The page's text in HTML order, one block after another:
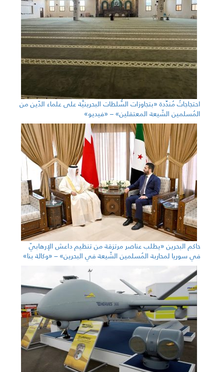
احتجاجاتٌ مُندِّدة «بتجاوزات السُّلطات البحرينيَّة على علماء الدّين من
المُسلمين الشّيعة المعتقلين» – «فيديو»
حاكم البحرين «يطلب عناصر مرتزقة من تنظيم داعش الإرهابيّ
في سوريا لمحاربة المُسلمين الشّيعة في البحرين» – «وكالة بنا»